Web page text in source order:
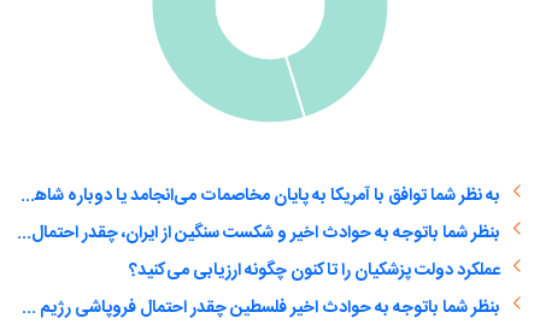
به نظر شما توافق با آمریکا به پایان مخاصمات می‌انجامد یا دوباره شاهد یک درگیری تمام عیار خواهیم بود؟
بنظر شما باتوجه به حوادث اخیر و شکست سنگین از ایران، چقدر احتمال فروپاشی رژیم صهیونیستی وجود دارد؟
عملکرد دولت پزشکیان را تاکنون چگونه ارزیابی می‌کنید؟
بنظر شما باتوجه به حوادث اخیر فلسطین چقدر احتمال فروپاشی رژیم صهیونیستی وجود دارد؟